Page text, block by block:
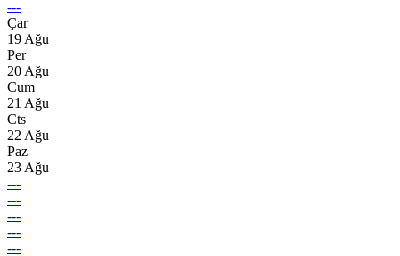
---
Çar
19 Ağu
Per
20 Ağu
Cum
21 Ağu
Cts
22 Ağu
Paz
23 Ağu
---
---
---
---
---